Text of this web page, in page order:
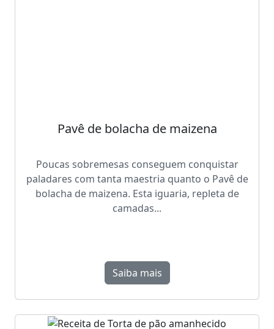
Pavê de bolacha de maizena
Poucas sobremesas conseguem conquistar
paladares com tanta maestria quanto o Pavê de
bolacha de maizena. Esta iguaria, repleta de
camadas...
Saiba mais